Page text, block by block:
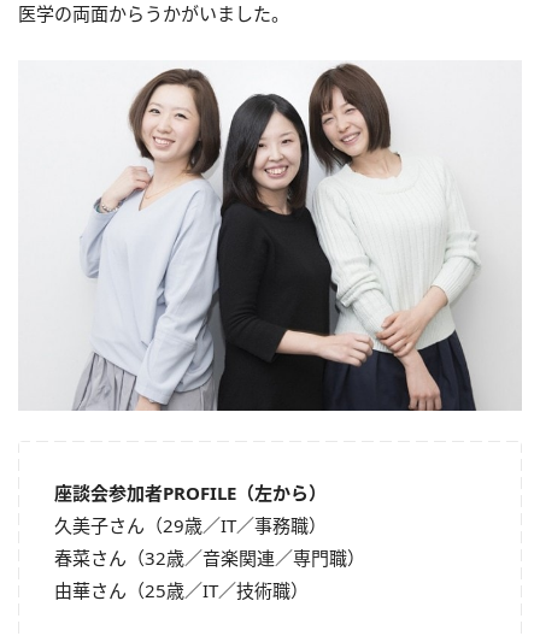
医学の両面からうかがいました。
座談会参加者PROFILE（左から）
久美子さん（29歳／IT／事務職）
春菜さん（32歳／音楽関連／専門職）
由華さん（25歳／IT／技術職）